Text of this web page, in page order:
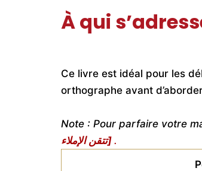
À qui
Ce livre est idéal pour les
orthographe avant
Note : Pour parfaire votre
تتقن الإملاء] .